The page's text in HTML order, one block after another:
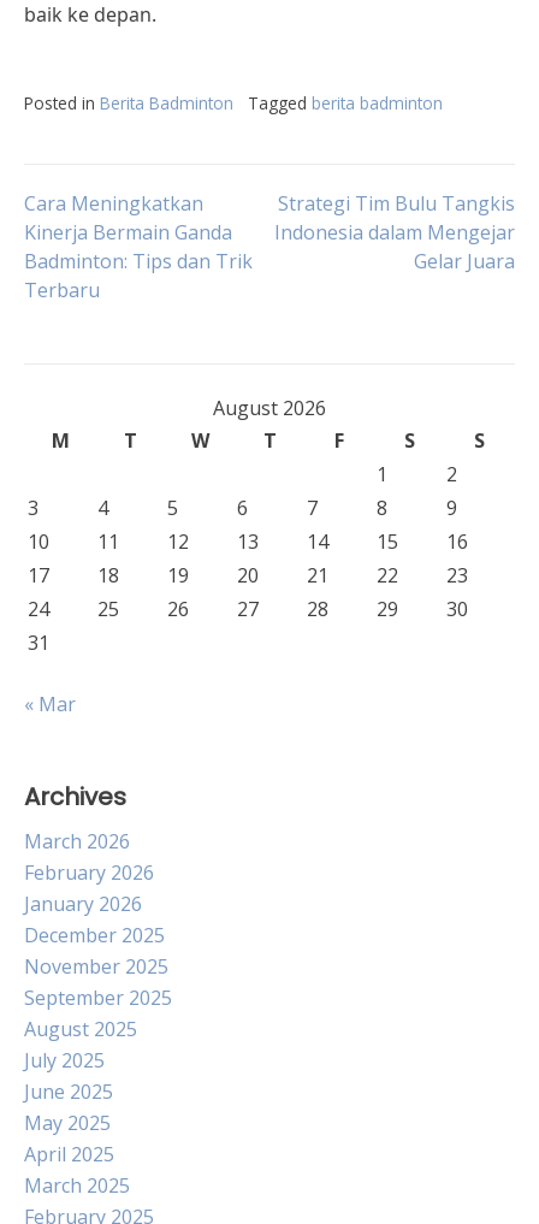
baik ke depan.
Posted in Berita Badminton Tagged berita badminton
Post
navigation
Cara Meningkatkan
Kinerja Bermain Ganda
Badminton: Tips dan Trik
Terbaru
Strategi Tim Bulu Tangkis
Indonesia dalam Mengejar
Gelar Juara
August 2026
M
T W T F S
S
1
2
3
4 5 6 7 8
9
10
11 12 13 14 15
16
17
18 19 20 21 22
23
24
25 26 27 28 29
30
31
« Mar
Archives
March 2026
February 2026
January 2026
December 2025
November 2025
September 2025
August 2025
July 2025
June 2025
May 2025
April 2025
March 2025
February 2025